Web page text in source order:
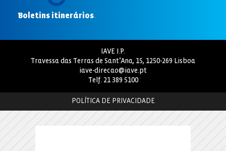
Boletins itinerários.
IAVE I.P.
Travessa das Terras de Sant’Ana, 15, 1250-269 Lisboa
iave-direcao@iave.pt
Telf. 21 389 5100
POLÍTICA DE PRIVACIDADE